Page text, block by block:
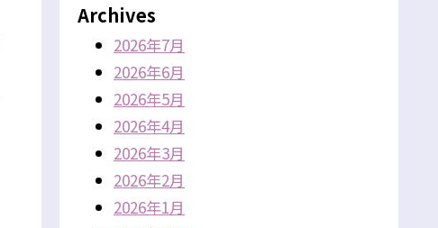
Archives
2026年7月
2026年6月
2026年5月
2026年4月
2026年3月
2026年2月
2026年1月